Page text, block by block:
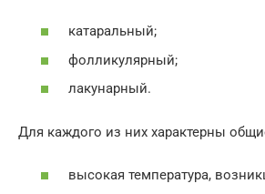
катаральный;
фолликулярный;
лакунарный.
Для каждого из них характерны
высокая температура,